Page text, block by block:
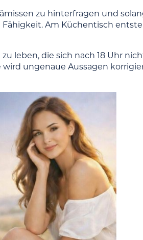
zu hinterfragen und
Am Küchentisch
leben, die sich nach 18 Uhr
ungenaue Aussagen